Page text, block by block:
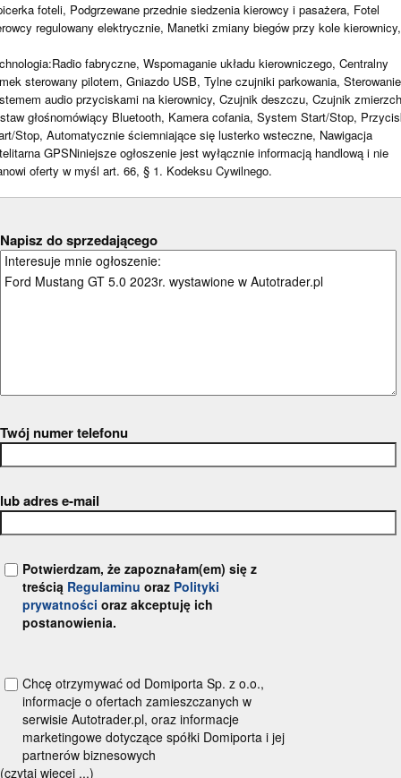
foteli, Podgrzewane przednie siedzenia kierowcy i pasażera, Fotel
regulowany elektrycznie, Manetki zmiany biegów przy kole
fabryczne, Wspomaganie układu kierowniczego, Centralny
sterowany pilotem, Gniazdo USB, Tylne czujniki parkowania, Sterowanie
audio przyciskami na kierownicy, Czujnik deszczu, Czujnik
głośnomówiący Bluetooth, Kamera cofania, System Start/Stop,
Stop, Automatycznie ściemniające się lusterko wsteczne, Nawigacja
GPSNiniejsze ogłoszenie jest wyłącznie informacją handlową i nie
oferty w myśl art. 66, § 1. Kodeksu Cywilnego.
Napisz do sprzedającego
Twój numer telefonu
lub adres e-mail
Potwierdzam, że zapoznałam(em) się z
treścią Regulaminu oraz Polityki
prywatności oraz akceptuję ich
postanowienia.
Chcę otrzymywać od Domiporta Sp. z o.o.,
informacje o ofertach zamieszczanych w
serwisie Autotrader.pl, oraz informacje
marketingowe dotyczące spółki Domiporta i jej
partnerów biznesowych
(czytaj więcej ...)